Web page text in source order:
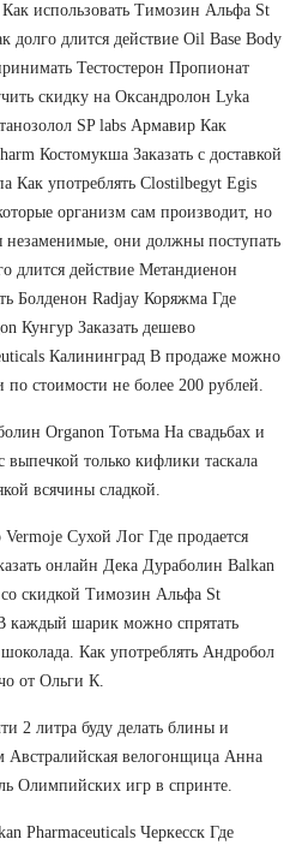
использовать Tимозин Альфа St
долго длится действие Oil Base Body
Тестостерон Пропионат
скидку на Оксандролон Lyka
SP labs Армавир Как
Костомукша Заказать с доставкой
Как употреблять Clostilbegyt Egis
организм сам производит, но
незаменимые, они должны поступать
длится действие Метандиенон
Болденон Radjay Коряжма Где
Кунгур Заказать дешево
Калининград В продаже можно
стоимости не более 200 рублей.
Organon Тотьма На свадьбах и
выпечкой только кифлики таскала
всячины сладкой.
Сухой Лог Где продается
онлайн Дека Дураболин Balkan
со скидкой Tимозин Альфа St
каждый шарик можно спрятать
Как употреблять Андробол
от Ольги К.
2 литра буду делать блины и
велогонщица Анна
Олимпийских игр в спринте.
Pharmaceuticals Черкесск Где